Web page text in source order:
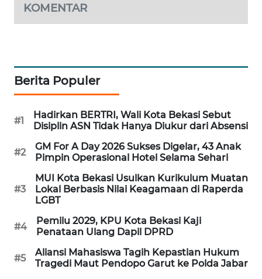
KOMENTAR
Berita Populer
#1
Hadirkan BERTRI, Wali Kota Bekasi Sebut
Disiplin ASN Tidak Hanya Diukur dari Absensi
#2
GM For A Day 2026 Sukses Digelar, 43 Anak
Pimpin Operasional Hotel Selama Sehari
#3
MUI Kota Bekasi Usulkan Kurikulum Muatan
Lokal Berbasis Nilai Keagamaan di Raperda
LGBT
#4
Pemilu 2029, KPU Kota Bekasi Kaji
Penataan Ulang Dapil DPRD
#5
Aliansi Mahasiswa Tagih Kepastian Hukum
Tragedi Maut Pendopo Garut ke Polda Jabar